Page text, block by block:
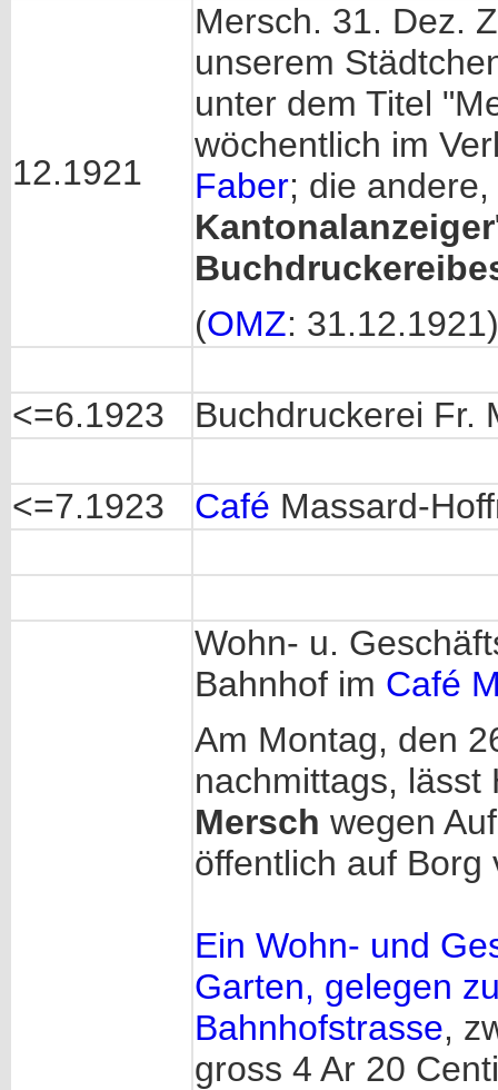
12.1921
Mersch. 31. Dez.
unserem
unter dem Titel
wöchentlich im
Faber; die
Kantonalanzeiger
(OMZ: 31.12.1921)
<=6.1923 Buchdruckerei Fr.
<=7.1923 Café Massard-
Wohn- u.
Bahnhof im Café
Am Montag, den
nachmittags,
Mersch wegen
öffentlich auf Borg
Ein Wohn- und
Garten, gelegen
Bahnhofstrasse,
gross 4 Ar 20